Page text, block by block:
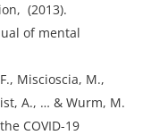
(2013).
of mental
Miscioscia, M.,
A., … & Wurm, M.
COVID-19